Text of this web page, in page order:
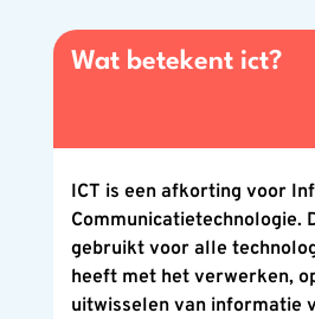
Wat betekent ict?
ICT is een afkorting voor
Communicatietechnologie.
gebruikt voor alle
heeft met het verwerken,
uitwisselen van informatie